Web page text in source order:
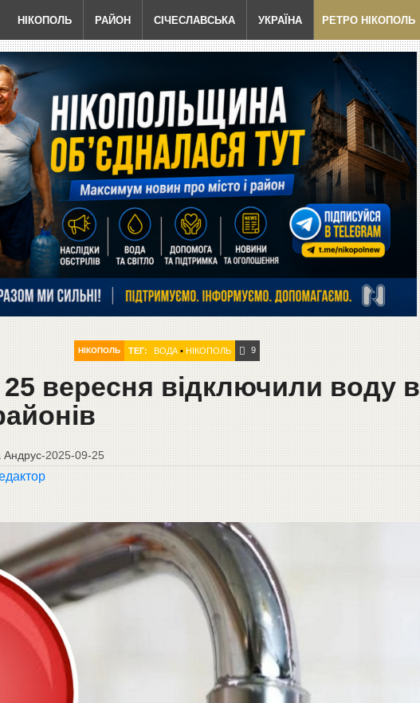
НІКОПОЛЬ РАЙОН СІЧЕСЛАВСЬКА УКРАЇНА РЕТРО НІКОПОЛЬ
НІКОПОЛЬ ТЕГ: ВОДА• НІКОПОЛЬ 9
25 вересня відключили воду в
Андрус-2025-09-25